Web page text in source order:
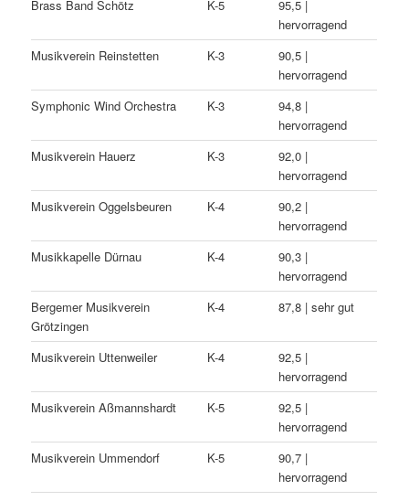
Brass Band Schötz
K-5
95,5 |
hervorragend
Musikverein Reinstetten
K-3
90,5 |
hervorragend
Symphonic Wind Orchestra
K-3
94,8 |
hervorragend
Musikverein Hauerz
K-3
92,0 |
hervorragend
Musikverein Oggelsbeuren
K-4
90,2 |
hervorragend
Musikkapelle Dürnau
K-4
90,3 |
hervorragend
Bergemer Musikverein
Grötzingen
K-4 87,8 | sehr gut
Musikverein Uttenweiler K-4
92,5 |
hervorragend
Musikverein Aßmannshardt
K-5
92,5 |
hervorragend
Musikverein Ummendorf
K-5
90,7 |
hervorragend